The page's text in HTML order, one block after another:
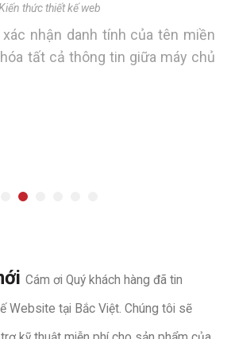
thức thiết kế web
nhận danh tính của tên miền
tất cả thông tin giữa máy chủ
Cám ơi Quý khách hàng đã tin
Website tại Bắc Việt. Chúng tôi sẽ